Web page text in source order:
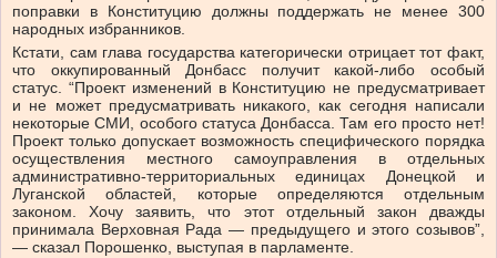
поправки в Конституцию должны поддержать не менее 300
народных избранников.
Кстати, сам глава государства категорически отрицает тот факт,
что оккупированный Донбасс получит какой-либо особый
статус. “Проект изменений в Конституцию не предусматривает
и не может предусматривать никакого, как сегодня написали
некоторые СМИ, особого статуса Донбасса. Там его просто нет!
Проект только допускает возможность специфического порядка
осуществления местного самоуправления в отдельных
административно-территориальных единицах Донецкой и
Луганской областей, которые определяются отдельным
законом. Хочу заявить, что этот отдельный закон дважды
принимала Верховная Рада — предыдущего и этого созывов”,
— сказал Порошенко, выступая в парламенте.